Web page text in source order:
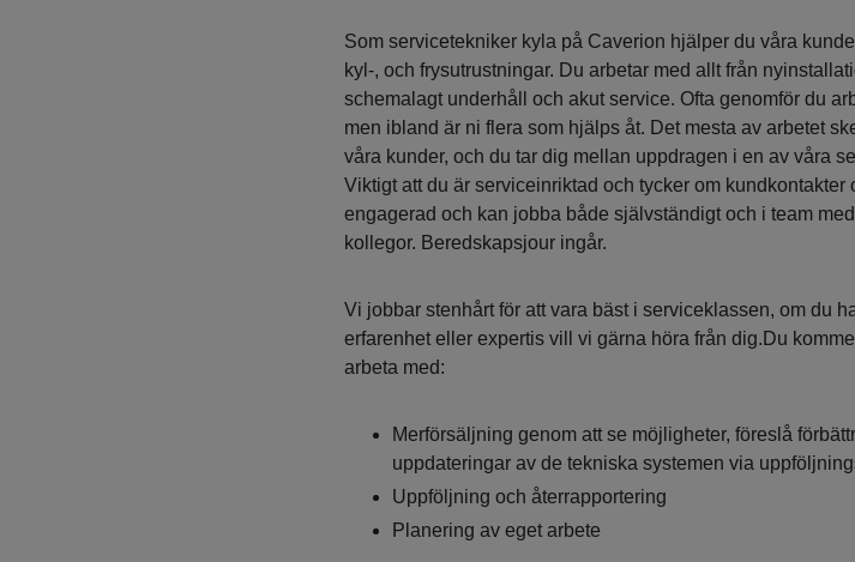
Som servicetekniker kyla på Caverion hjälper du våra
kyl-, och frysutrustningar. Du arbetar med allt från
schemalagt underhåll och akut service. Ofta genomför du
men ibland är ni flera som hjälps åt. Det mesta av arbetet
våra kunder, och du tar dig mellan uppdragen i en av våra
Viktigt att du är serviceinriktad och tycker om kundkontakter
engagerad och kan jobba både självständigt och i team
kollegor. Beredskapsjour ingår.
Vi jobbar stenhårt för att vara bäst i serviceklassen, om du
erfarenhet eller expertis vill vi gärna höra från dig.Du
arbeta med:
Merförsäljning genom att se möjligheter, föreslå
uppdateringar av de tekniska systemen via
Uppföljning och återrapportering
Planering av eget arbete